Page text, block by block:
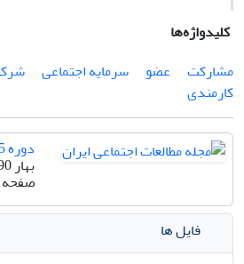
کلیدواژه‌ها
مشارکت
عضو سرمایه اجتماعی
کارمندی
دوره 5، شماره 1
بهار 1390
صفحه
فایل ها